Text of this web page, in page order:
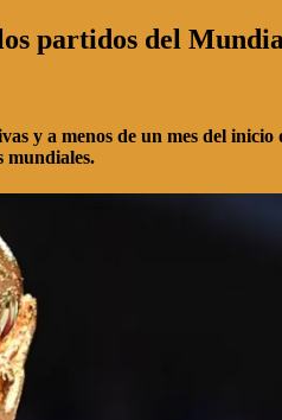
partidos del
y a menos de un mes del
mundiales.